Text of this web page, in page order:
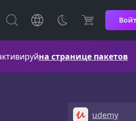
на странице пакетов
udemy